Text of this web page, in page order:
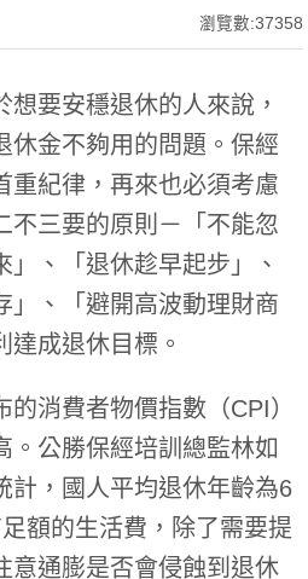
瀏覽數:37358
要安穩退休的人來說，
休金不夠用的問題。保經
重紀律，再來也必須考慮
不三要的原則－「不能忽
」、「退休趁早起步」、
」、「避開高波動理財商
達成退休目標。
消費者物價指數（CPI）
。公勝保經培訓總監林如
計，國人平均退休年齡為6
額的生活費，除了需要提
意通膨是否會侵蝕到退休